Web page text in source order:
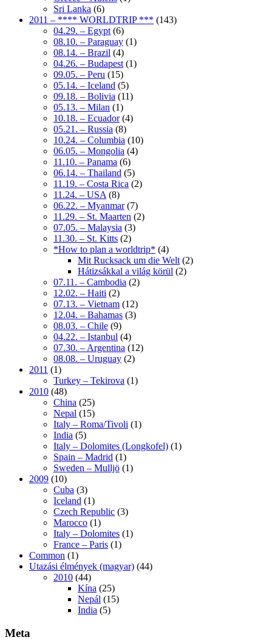
Sri Lanka (6)
2011 – **** WORLDTRIP *** (143)
04.29. – Egypt (6)
08.10. – Paraguay (1)
08.14. – Brazil (4)
04.26. – Budapest (1)
09.05. – Peru (15)
05.14. – Iceland (5)
09.18. – Bolivia (11)
05.13. – Milan (1)
10.18. – Ecuador(4)
05.21. – Russia (8)
10.24. – Columbia (10)
06.05. – Mongolia (4)
11.10. – Panama (6)
06.14. – Thailand (5)
11.19. – Costa Rica (2)
11.24. – USA (8)
06.22. – Myanmar(7)
11.29. – St. Maarten (2)
07.05. – Malaysia (3)
11.30. – St. Kitts (2)
*How to plan a worldtrip* (4)
Mit Rucksack um die Welt (2)
Hátizsákkal a világ körül (2)
07.11. – Cambodia (2)
12.02. – Haiti (2)
07.13. – Vietnam (12)
12.04. – Bahamas (3)
08.03. – Chile (9)
04.22. – Istanbul (4)
07.30. – Argentina (12)
08.08. – Uruguay (2)
2011 (1)
Turkey – Tekirova (1)
2010 (48)
China (25)
Nepal (15)
Italy – Roma/Tivoli (1)
India (5)
Italy – Dolomites (Longkofel) (1)
Spain – Madrid (1)
Sweden – Mulljö (1)
2009 (10)
Cuba (3)
Iceland (1)
Czech Republic (3)
Marocco (1)
Italy – Dolomites (1)
France – Paris (1)
Common (1)
Utazási élmények (magyar) (44)
2010 (44)
Kína (25)
Nepál (15)
India (5)
Meta